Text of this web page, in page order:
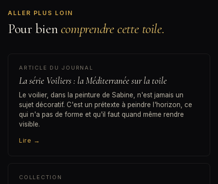
ALLER PLUS LOIN
Pour biencomprendre cette toile.
ARTICLE DU JOURNAL
La série Voiliers : la Méditerranée sur la toile
Le voilier, dans la peinture de Sabine, n'est jamais un
sujet décoratif. C'est un prétexte à peindre l'horizon, ce
qui n'a pas de forme et qu'il faut quand même rendre
visible.
Lire →
COLLECTION